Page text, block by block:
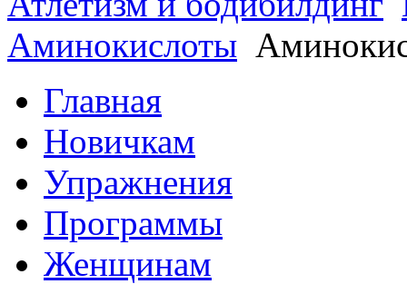
Аминокислоты
Главная
Новичкам
Упражнения
Программы
Женщинам